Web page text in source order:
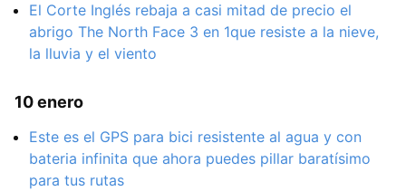
El Corte Inglés rebaja a casi mitad de precio el
abrigo The North Face 3 en 1que resiste a la nieve,
la lluvia y el viento
10 enero
Este es el GPS para bici resistente al agua y con
bateria infinita que ahora puedes pillar baratísimo
para tus rutas